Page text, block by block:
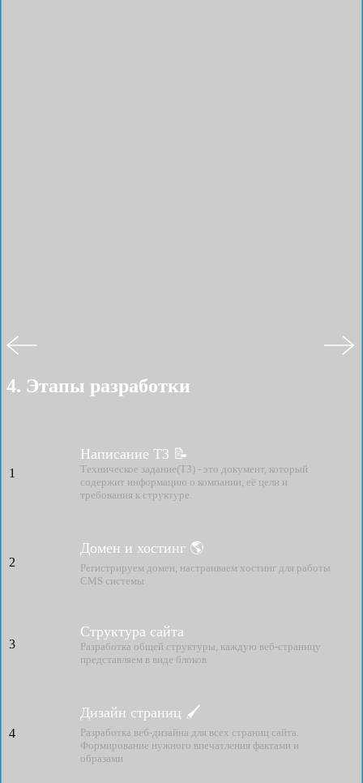
4. Этапы разработки
1
Написание ТЗ 📝
Техническое задание(ТЗ) - это документ, который
содержит информацию о компании, её цели и
требования к структуре.
2
Домен и хостинг 🌎
Регистрируем домен, настраиваем хостинг для работы
CMS системы
3
Структура сайта
Разработка общей структуры, каждую веб-страницу
представляем в виде блоков
4
Дизайн страниц 🖌
Разработка веб-дизайна для всех страниц сайта.
Формирование нужного впечатления фактами и
образами